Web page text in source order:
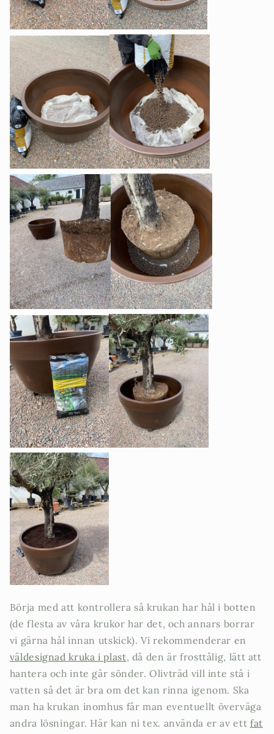
Börja med att kontrollera så krukan har hål i botten
(de flesta av våra krukor har det, och annars borrar
vi gärna hål innan utskick). Vi rekommenderar en
väldesignad kruka i plast, då den är frosttålig, lätt att
hantera och inte går sönder. Olivträd vill inte stå i
vatten så det är bra om det kan rinna igenom. Ska
man ha krukan inomhus får man eventuellt överväga
andra lösningar. Här kan ni tex. använda er av ett fat